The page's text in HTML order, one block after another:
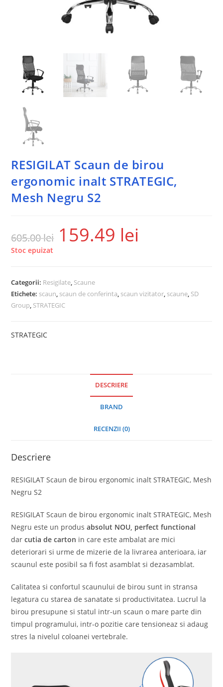
RESIGILAT Scaun de birou
ergonomic inalt STRATEGIC,
Mesh Negru S2
605.00lei 159.49 lei
Stoc epuizat
Categorii: Resigilate, Scaune
Etichete: scaun, scaun de conferinta, scaun vizitator, scaune, SD
Group, STRATEGIC
STRATEGIC
DESCRIERE
BRAND
RECENZII (0)
Descriere
RESIGILAT Scaun de birou ergonomic inalt STRATEGIC, Mesh
Negru S2
RESIGILAT Scaun de birou ergonomic inalt STRATEGIC, Mesh
Negru este un produsabsolut NOU, perfect functional
dar cutia de carton in care este ambalat are mici
deteriorari si urme de mizerie de la livrarea anterioara, iar
scaunul este posibil sa fi fost asamblat si dezasamblat.
Calitatea si confortul scaunului de birou sunt in stransa
legatura cu starea de sanatate si productivitatea. Lucrul la
birou presupune si statul intr-un scaun o mare parte din
timpul programului, intr-o pozitie care tensioneaz si adaug
stres la nivelul coloanei vertebrale.